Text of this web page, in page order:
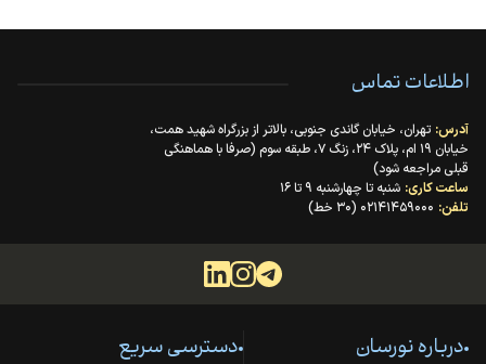
اطلاعات تماس
آدرس: تهران، خیابان گاندی جنوبی، بالاتر از بزرگراه شهید همت،
خیابان ۱۹ ام، پلاک ۲۴، زنگ ۷، طبقه سوم (صرفا با هماهنگی
قبلی مراجعه شود)
ساعت کاری: شنبه تا چهارشنبه ۹ تا ۱۶
تلفن: ۰۲۱۴۱۴۵۹۰۰۰ (۳۰ خط)
درباره نورسان دسترسی سریع